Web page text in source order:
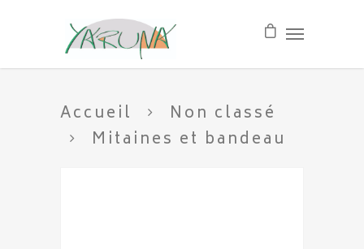
Accueil
Non classé
Mitaines et bandeau